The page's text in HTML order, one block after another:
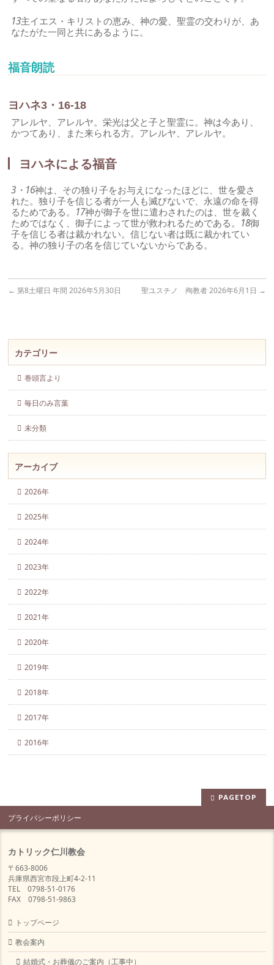
13主イエス・キリストの恵み、神の愛、聖霊の交わりが、あ
なたがた一同と共にあるように。
福音朗読
ヨハネ3・16-18
アレルヤ、アレルヤ。栄光は父と子と聖霊に。神は今あり、
かつてあり、また来られる方。アレルヤ、アレルヤ。
ヨハネによる福音
3・16神は、その独り子をお与えになったほどに、世を愛さ
れた。独り子を信じる者が一人も滅びないで、永遠の命を得
るためである。 17神が御子を世に遣わされたのは、世を裁く
ためではなく、御子によって世が救われるためである。 18御
子を信じる者は裁かれない。信じない者は既に裁かれてい
る。神の独り子の名を信じていないからである。
← 第8土曜日 年間 2026年5月30日 聖ユスチノ 殉教者 2026年6月1日 →
カテゴリー
巻頭言より
毎日のみ言葉
未分類
アーカイブ
2026年
2025年
2024年
2023年
2022年
2021年
2020年
2019年
2018年
2017年
2016年
PAGETOP
プライバシーポリシー
カトリック仁川教会
〒663-8006
兵庫県西宮市段上町4-2-11
TEL 0798-51-0176
FAX 0798-51-9863
トップページ
教会案内
結婚式・お葬儀のご案内（工事中）